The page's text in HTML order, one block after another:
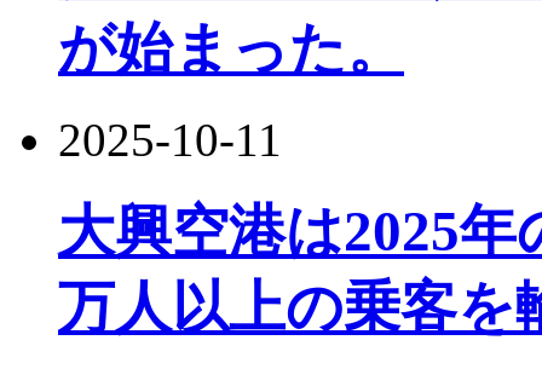
が始まった。
2025-10-11
大興空港は2025
万人以上の乗客を